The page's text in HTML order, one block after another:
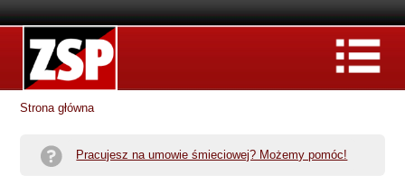
Strona główna
Pracujesz na umowie śmieciowej? Możemy pomóc!